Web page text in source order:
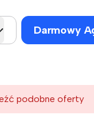
Darmowy
podobne oferty